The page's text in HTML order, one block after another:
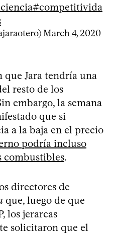
#competitivida
March 4, 2020
que Jara tendría una
resto de los
embargo, la semana
que si
a la baja en el precio
podría incluso
combustibles.
directores de
que, luego de que
los jerarcas
solicitaron que el